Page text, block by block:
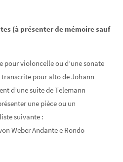
(à présenter de mémoire sauf
pour violoncelle ou d’une sonate
pour alto de Johann
d’une suite de Telemann
une pièce ou un
suivante :
Weber Andante e Rondo